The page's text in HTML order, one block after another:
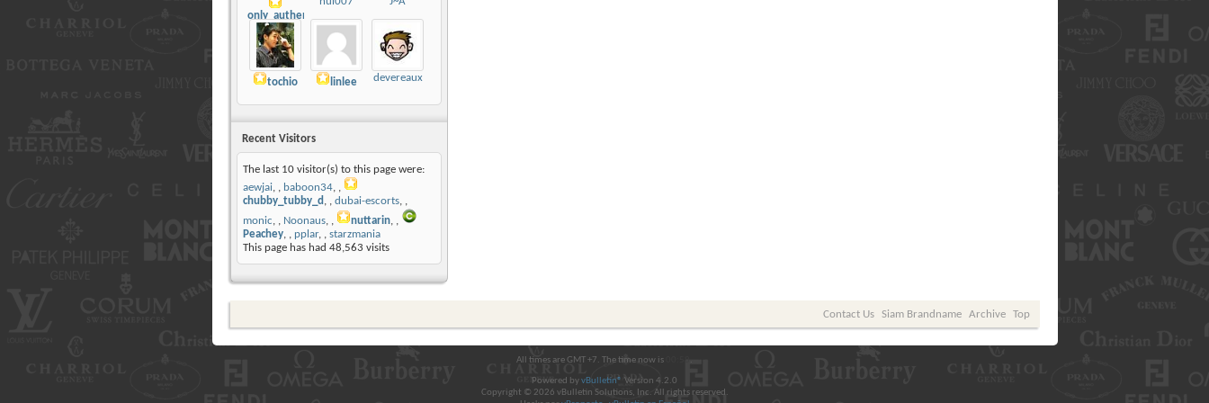
only_authentic
tochio linlee devereaux
Recent Visitors
The last 10 visitor(s) to this page were:
aewjai, baboon34,
chubby_tubby_d , dubai-escorts,
monic, Noonaus, nuttarin,
Peachey, pplar,
starzmania
This page has had 48,563 visits
Contact Us Siam Brandname Archive Top
All times are GMT +7. The time now is .
Powered byvBulletin® Version 4.2.0
Copyright © 2026 vBulletin Solutions, Inc. All rights reserved.